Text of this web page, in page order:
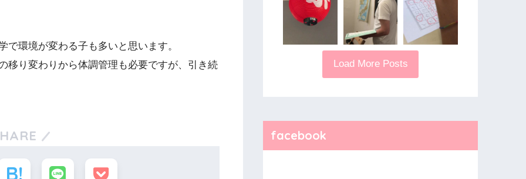
環境が変わる子も多いと思います。
移り変わりから体調管理も必要ですが、引き続
Load More Posts
facebook